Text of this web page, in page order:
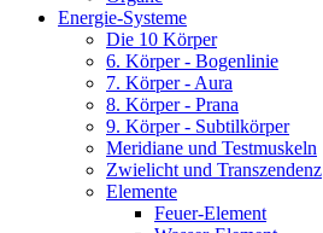
Energie-Systeme
Die 10 Körper
6. Körper - Bogenlinie
7. Körper - Aura
8. Körper - Prana
9. Körper - Subtilkörper
Meridiane und Testmuskeln
Zwielicht und Transzendenz
Elemente
Feuer-Element